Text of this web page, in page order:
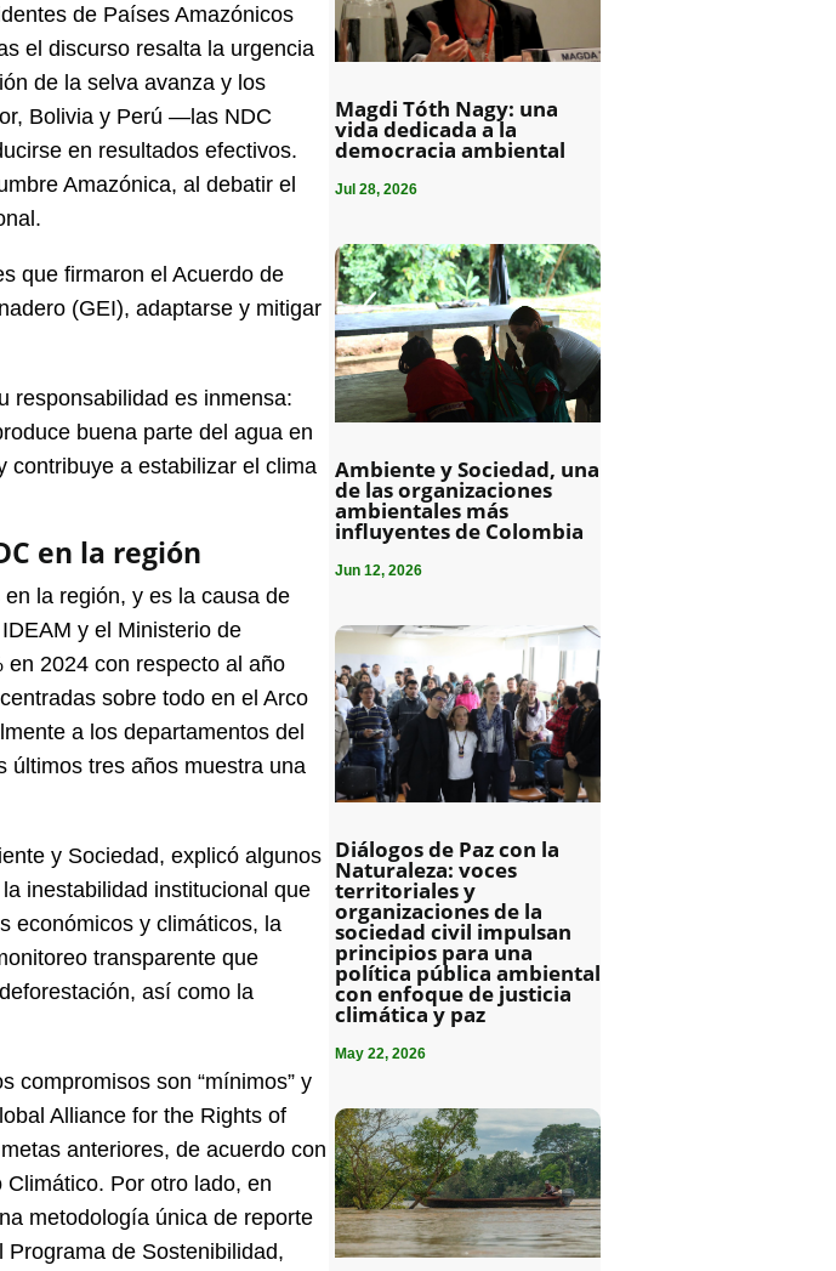
de Países Amazónicos
el discurso resalta la urgencia
de la selva avanza y los
Bolivia y Perú —las NDC
en resultados efectivos.
Amazónica, al debatir el
que firmaron el Acuerdo de
(GEI), adaptarse y mitigar
responsabilidad es inmensa:
buena parte del agua en
contribuye a estabilizar el clima
en la región
la región, y es la causa de
y el Ministerio de
2024 con respecto al año
sobre todo en el Arco
a los departamentos del
últimos tres años muestra una
y Sociedad, explicó algunos
inestabilidad institucional que
económicos y climáticos, la
transparente que
así como la
compromisos son “mínimos” y
Alliance for the Rights of
anteriores, de acuerdo con
Por otro lado, en
metodología única de reporte
de Sostenibilidad,
Magdi Tóth Nagy: una
vida dedicada a la
democracia ambiental
Jul 28, 2026
Ambiente y Sociedad, una
de las organizaciones
ambientales más
influyentes de Colombia
Jun 12, 2026
Diálogos de Paz con la
Naturaleza: voces
territoriales y
organizaciones de la
sociedad civil impulsan
principios para una
política pública ambiental
con enfoque de justicia
climática y paz
May 22, 2026